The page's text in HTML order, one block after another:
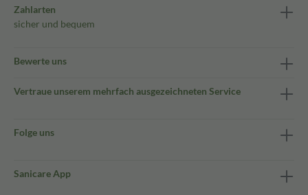
Zahlarten
sicher und bequem
Bewerte uns
Vertraue unserem mehrfach ausgezeichneten Service
Folge uns
Sanicare App